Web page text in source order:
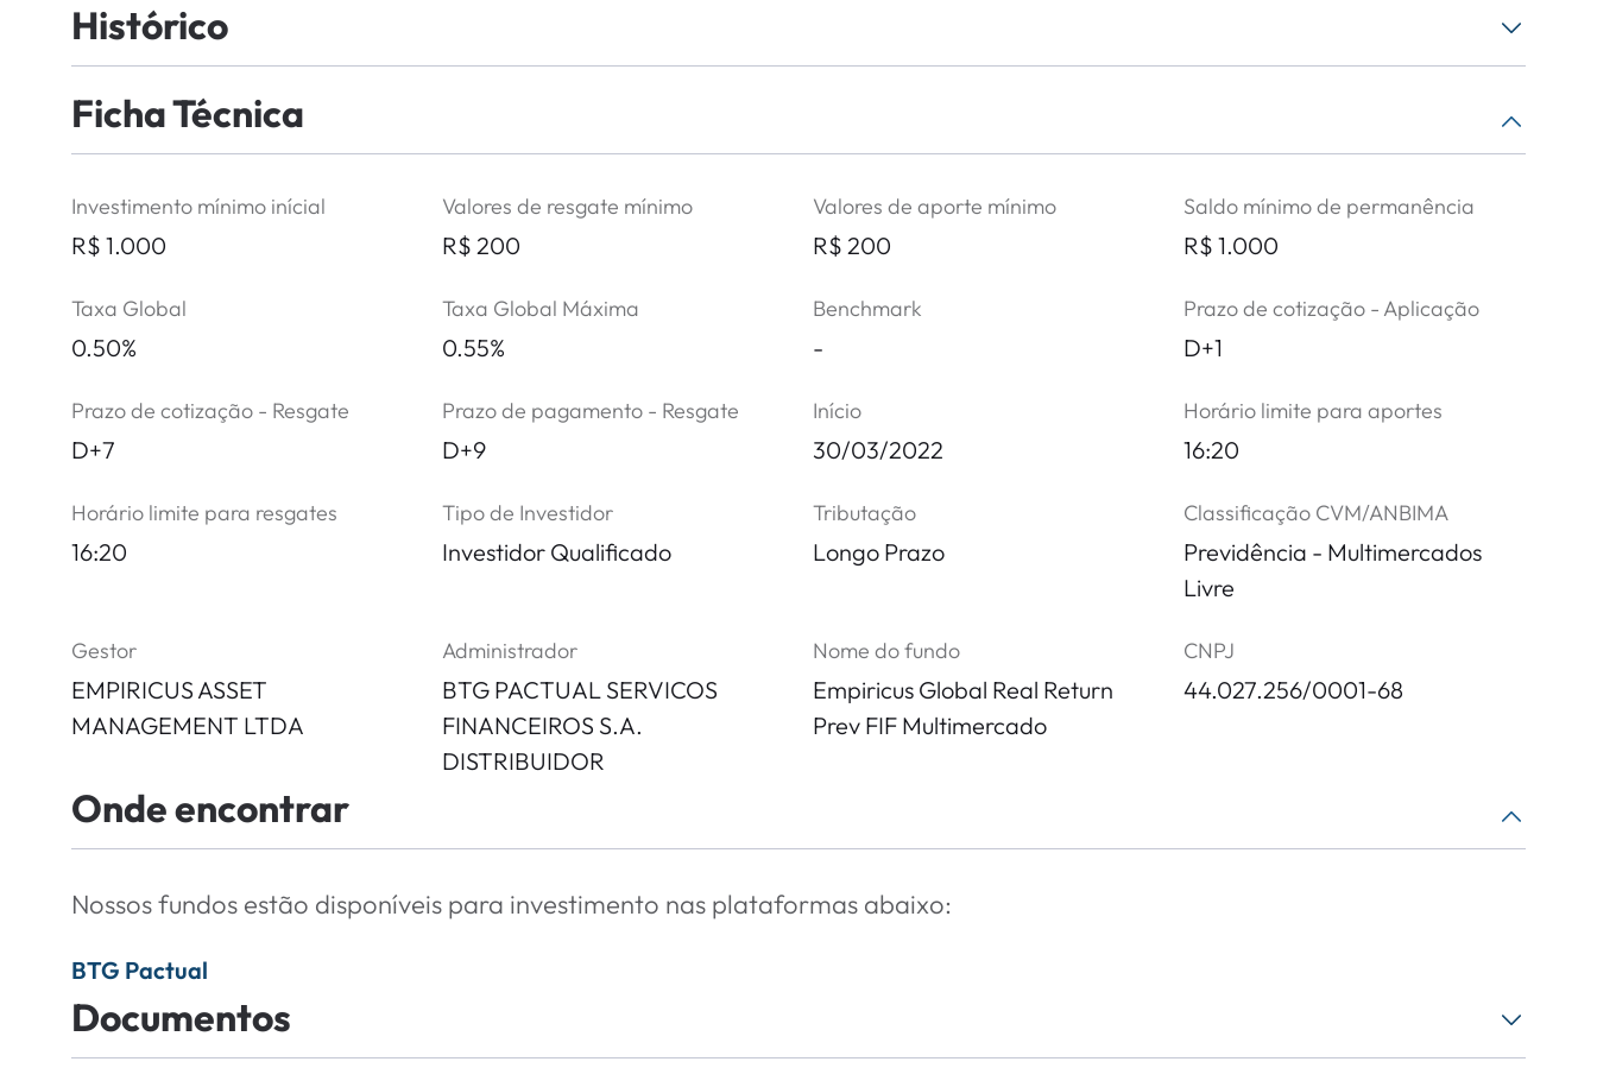
Histórico
Selecione o período
Ficha Técnica
Investimento mínimo inícial
R$ 1.000
Valores de resgate mínimo
R$ 200
Valores de aporte mínimo
R$ 200
Saldo mínimo de permanência
R$ 1.000
Taxa Global
0.50%
Taxa Global Máxima
0.55%
Benchmark
-
Prazo de cotização - Aplicação
D+1
Prazo de cotização - Resgate
D+7
Prazo de pagamento - Resgate
D+9
Início
30/03/2022
Horário limite para aportes
16:20
Horário limite para resgates
16:20
Tipo de Investidor
Investidor Qualificado
Tributação
Longo Prazo
Classificação CVM/ANBIMA
Previdência - Multimercados
Livre
Gestor
EMPIRICUS ASSET
MANAGEMENT LTDA
Administrador
BTG PACTUAL SERVICOS
FINANCEIROS S.A.
DISTRIBUIDOR
Nome do fundo
Empiricus Global Real Return
Prev FIF Multimercado
CNPJ
44.027.256/0001-68
Onde encontrar
Nossos fundos estão disponíveis para investimento nas plataformas abaixo:
BTG Pactual
Documentos